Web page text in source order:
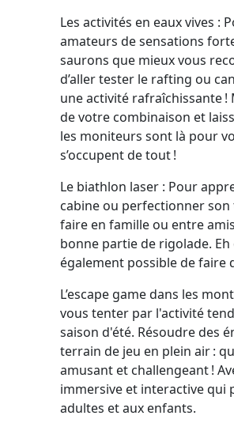
Les activités en eaux vives :
amateurs de sensations
saurons que mieux vous
d’aller tester le rafting ou
une activité rafraîchissante !
de votre combinaison et
les moniteurs sont là pour
s’occupent de tout !
Le biathlon laser : Pour
cabine ou perfectionner son
faire en famille ou entre
bonne partie de rigolade. Eh
également possible de faire
L’escape game dans les
vous tenter par l'activité
saison d'été. Résoudre des
terrain de jeu en plein air :
amusant et challengeant !
immersive et interactive qui
adultes et aux enfants.